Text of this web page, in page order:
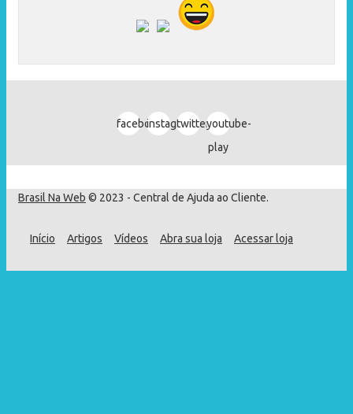
facebookinstagramtwitteryoutube-
play
Brasil Na Web © 2023 - Central de Ajuda ao Cliente.
Início Artigos Vídeos Abra sua loja Acessar loja